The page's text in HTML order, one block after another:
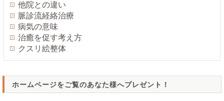
他院との違い
脈診流経絡治療
病気の意味
治癒を促す考え方
クスリ絵整体
ホームページをご覧のあなた様へプレゼント！